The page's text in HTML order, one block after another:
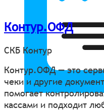
Контур.ОФД
СКБ Контур
Контур.ОФД — это
чеки и другие
помогает
кассами и подходит